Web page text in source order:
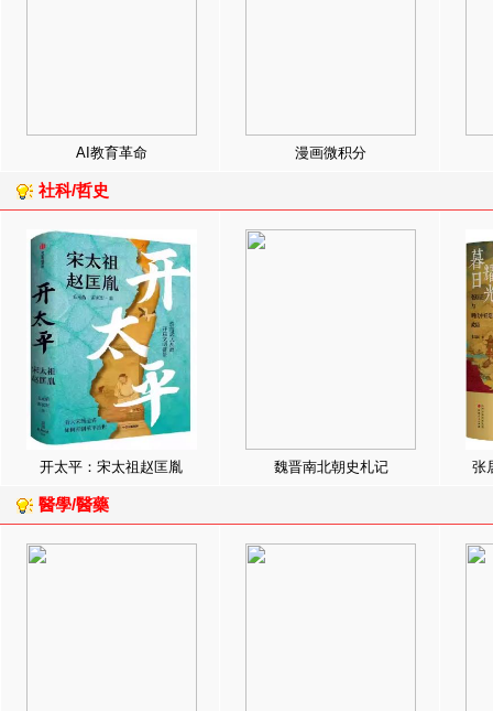
AI教育革命 漫画微积分
社科/哲史
开太平：宋太祖赵匡胤 魏晋南北朝史札记 张
醫學/醫藥